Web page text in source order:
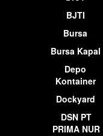
BJTI
Bursa
Bursa Kapal
Depo
Kontainer
Dockyard
DSN PT
PRIMA NUR